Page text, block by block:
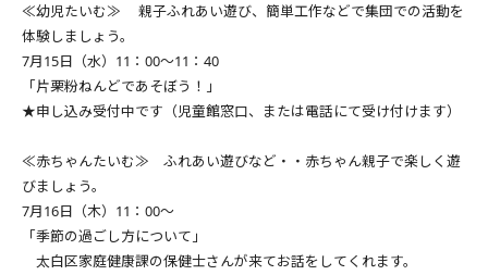
≪幼児たいむ≫ 親子ふれあい遊び、簡単工作などで集団での活動を
体験しましょう。
7月15日（水）11：00～11：40
「片栗粉ねんどであそぼう！」
★申し込み受付中です（児童館窓口、または電話にて受け付けます）
≪赤ちゃんたいむ≫ ふれあい遊びなど・・赤ちゃん親子で楽しく遊
びましょう。
7月16日（木）11：00～
「季節の過ごし方について」
太白区家庭健康課の保健士さんが来てお話をしてくれます。